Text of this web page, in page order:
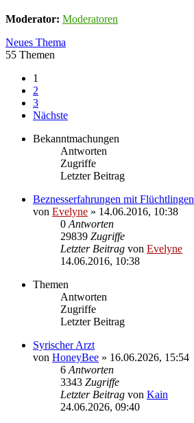
Moderator: Moderatoren
Neues Thema
55 Themen
1
2
3
Nächste
Bekanntmachungen
Antworten
Zugriffe
Letzter Beitrag
Beznesserfahrungen mit Flüchtlingen
von Evelyne » 14.06.2016, 10:38
0 Antworten
29839 Zugriffe
Letzter Beitrag von Evelyne
14.06.2016, 10:38
Themen
Antworten
Zugriffe
Letzter Beitrag
Syrischer Arzt
von HoneyBee » 16.06.2026, 15:54
6 Antworten
3343 Zugriffe
Letzter Beitrag von Kain
24.06.2026, 09:40